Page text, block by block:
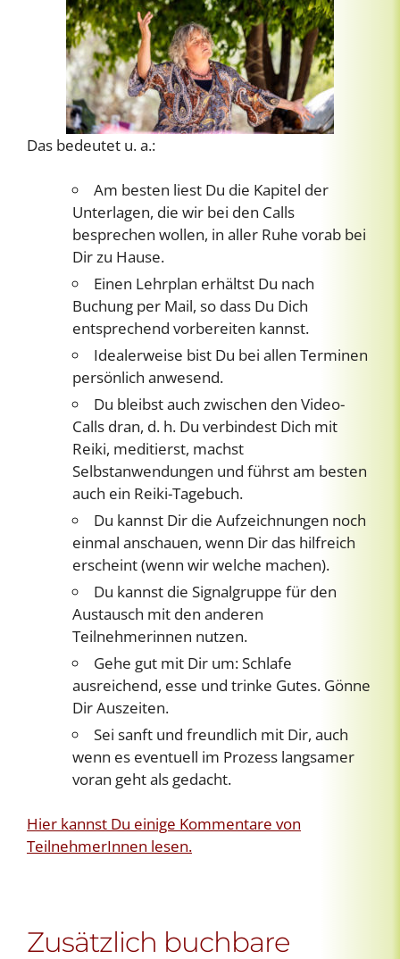
Das bedeutet u. a.:
Am besten liest Du die Kapitel der
Unterlagen, die wir bei den Calls
besprechen wollen, in aller Ruhe vorab bei
Dir zu Hause.
Einen Lehrplan erhältst Du nach
Buchung per Mail, so dass Du Dich
entsprechend vorbereiten kannst.
Idealerweise bist Du bei allen Terminen
persönlich anwesend.
Du bleibst auch zwischen den Video-
Calls dran, d. h. Du verbindest Dich mit
Reiki, meditierst, machst
Selbstanwendungen und führst am besten
auch ein Reiki-Tagebuch.
Du kannst Dir die Aufzeichnungen noch
einmal anschauen, wenn Dir das hilfreich
erscheint (wenn wir welche machen).
Du kannst die Signalgruppe für den
Austausch mit den anderen
Teilnehmerinnen nutzen.
Gehe gut mit Dir um: Schlafe
ausreichend, esse und trinke Gutes. Gönne
Dir Auszeiten.
Sei sanft und freundlich mit Dir, auch
wenn es eventuell im Prozess langsamer
voran geht als gedacht.
Hier kannst Du einige Kommentare von
TeilnehmerInnen lesen.
Zusätzlich buchbare